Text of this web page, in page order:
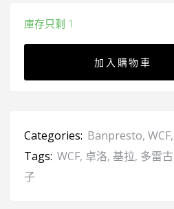
庫存只剩 1
加入購物車
Categories: Banpresto, WCF,
Tags: WCF, 卓洛, 基拉, 多雷古
子